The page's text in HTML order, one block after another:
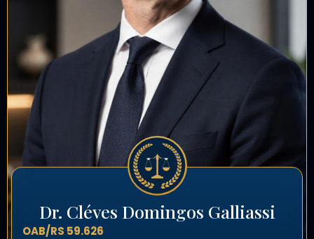
Dr. Cléves Domingos Galliassi
OAB/RS 59.626